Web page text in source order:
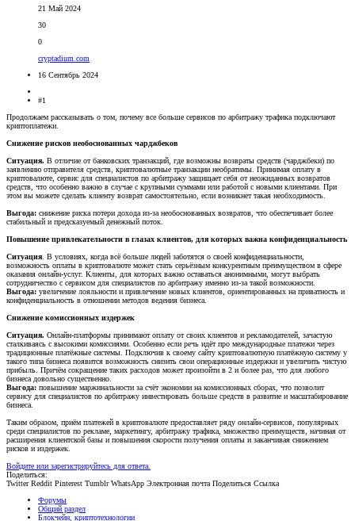
21 Май 2024
30
0
cryptadium.com
16 Сентябрь 2024
#1
Продолжаем рассказывать о том, почему все больше сервисов по арбитражу трафика подключают
криптоплатежи.
Снижение рисков необоснованных чарджбеков
Ситуация. В отличие от банковских транзакций, где возможны возвраты средств (чарджбеки) по
заявлению отправителя средств, криптовалютные транзакции необратимы. Принимая оплату в
криптовалюте, сервис для специалистов по арбитражу защищает себя от неожиданных возвратов
средств, что особенно важно в случае с крупными суммами или работой с новыми клиентами. При
этом вы можете сделать клиенту возврат самостоятельно, если возникнет такая необходимость.
Выгода: снижение риска потери дохода из-за необоснованных возвратов, что обеспечивает более
стабильный и предсказуемый денежный поток.
Повышение привлекательности в глазах клиентов, для которых важна конфиденциальность
Ситуация . В условиях, когда всё больше людей заботятся о своей конфиденциальности,
возможность оплаты в криптовалюте может стать серьёзным конкурентным преимуществом в сфере
оказания онлайн-услуг. Клиенты, для которых важно оставаться анонимными, могут выбрать
сотрудничество с сервисом для специалистов по арбитражу именно из-за такой возможности.
Выгода: увеличение лояльности и привлечение новых клиентов, ориентированных на приватность и
конфиденциальность в отношении методов ведения бизнеса.
Снижение комиссионных издержек
Ситуация. Онлайн-платформы принимают оплату от своих клиентов и рекламодателей, зачастую
сталкиваясь с высокими комиссиями. Особенно если речь идёт про международные платежи через
традиционные платёжные системы. Подключив к своему сайту криптовалютную платёжную систему у
такого типа бизнеса появится возможность снизить свои операционные издержки и увеличить чистую
прибыль. Причём сокращение таких расходов может произойти в 2 и более раз, что для любого
бизнеса довольно существенно.
Выгода: повышение маржинальности за счёт экономии на комиссионных сборах, что позволит
сервису для специалистов по арбитражу инвестировать больше средств в развитие и масштабирование
бизнеса.
Таким образом, приём платежей в криптовалюте предоставляет ряду онлайн-сервисов, популярных
среди специалистов по рекламе, маркетингу, арбитражу трафика, множество преимуществ, начиная от
расширения клиентской базы и повышения скорости получения оплаты и заканчивая снижением
рисков и издержек.
Войдите или зарегистрируйтесь для ответа.
Поделиться:
Twitter Reddit Pinterest Tumblr WhatsApp Электронная почта Поделиться Ссылка
Форумы
Общий раздел
Блокчейн, криптотехнологии